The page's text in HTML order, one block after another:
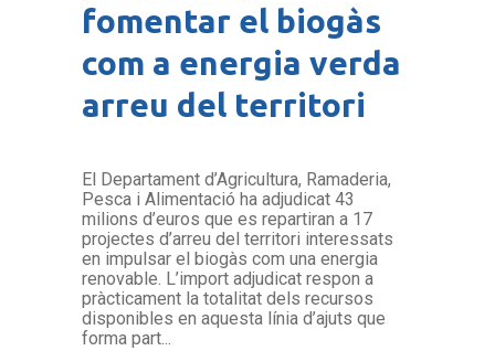
fomentar el biogàs
com a energia verda
arreu del territori
El Departament d’Agricultura, Ramaderia,
Pesca i Alimentació ha adjudicat 43
milions d’euros que es repartiran a 17
projectes d’arreu del territori interessats
en impulsar el biogàs com una energia
renovable. L’import adjudicat respon a
pràcticament la totalitat dels recursos
disponibles en aquesta línia d’ajuts que
forma part...